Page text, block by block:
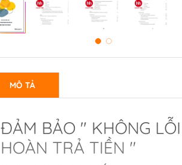
MÔ TẢ
ĐẢM BẢO " KHÔNG
HOÀN TRẢ TIỀN "